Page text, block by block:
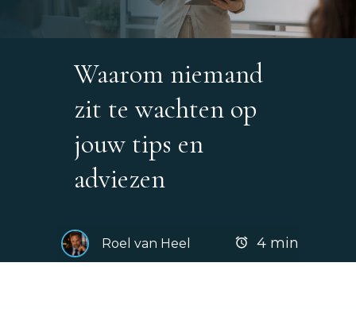
Waarom niemand
zit te wachten op
jouw tips en
adviezen
Roel van Heel 4 min